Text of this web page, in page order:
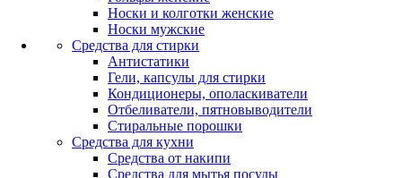
Носки и колготки женские
Носки мужские
Средства для стирки
Антистатики
Гели, капсулы для стирки
Кондиционеры, ополаскиватели
Отбеливатели, пятновыводители
Стиральные порошки
Средства для кухни
Средства от накипи
Средства для мытья посуды